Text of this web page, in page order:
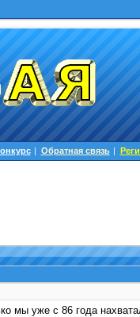
| Обратная связь |
мы уже с 86 года